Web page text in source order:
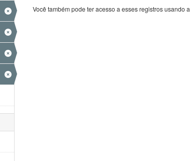
Você também pode ter acesso a esses registros usando a